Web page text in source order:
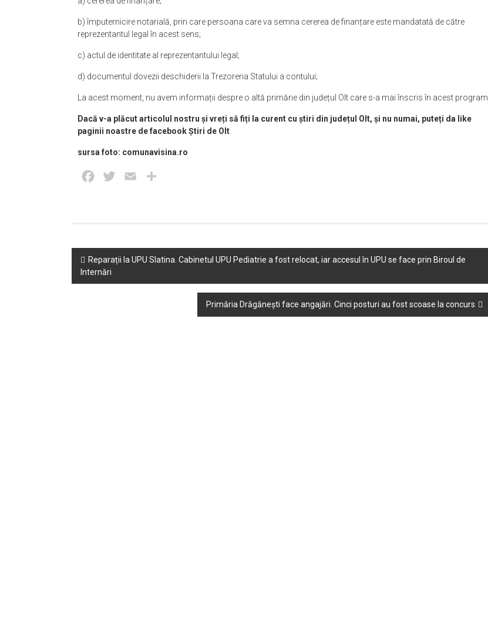
b) împuternicire notarială, prin care persoana care va semna cererea de finanțare este mandatată de către
reprezentantul legal în acest sens;
c) actul de identitate al reprezentantului legal;
d) documentul dovezii deschiderii la Trezoreria Statului a contului;
La acest moment, nu avem informații despre o altă primărie din județul Olt care s-a mai înscris în acest program.
Dacă v-a plăcut articolul nostru și vreți să fiți la curent cu știri din județul Olt, și nu numai, puteți da like
paginii noastre de facebook Știri de Olt
sursa foto: comunavisina.ro
Facebook
Twitter Email
Post
navigation
Reparații la UPU Slatina. Cabinetul UPU Pediatrie a fost relocat, iar accesul în UPU se face prin Biroul de
Internări
Primăria Drăgănești face angajări. Cinci posturi au fost scoase la concurs